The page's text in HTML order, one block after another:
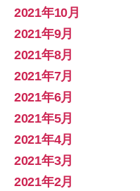
2021年10月
2021年9月
2021年8月
2021年7月
2021年6月
2021年5月
2021年4月
2021年3月
2021年2月